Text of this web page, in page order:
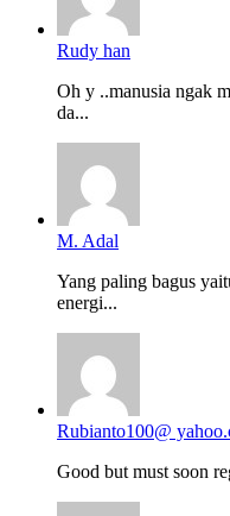
Rudy han
Oh y ..manusia ngak
da...
M. Adal
Yang paling bagus
energi...
Rubianto100@
Good but must soon